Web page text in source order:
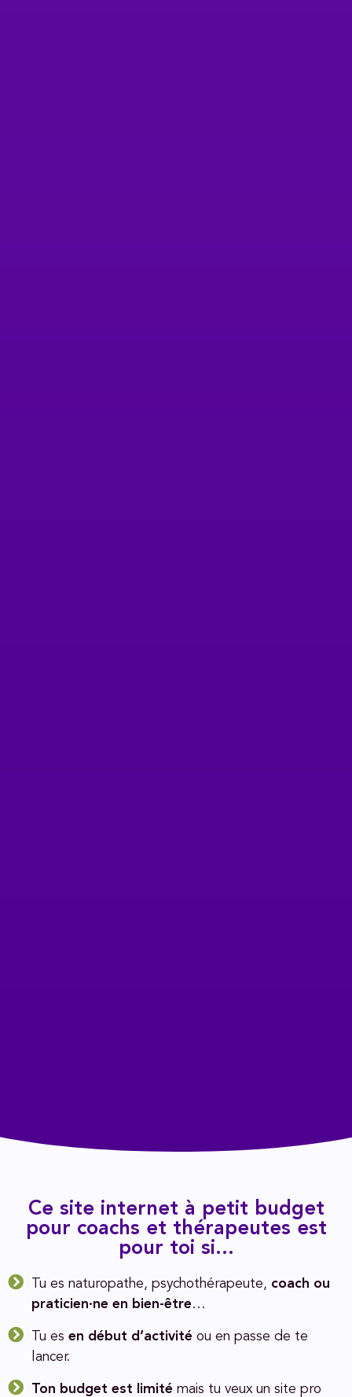
Ce site internet à petit budget
pour coachs et thérapeutes est
pour toi si...
Tu es naturopathe, psychothérapeute, coach ou
praticien·ne en bien-être…
Tu es en début d’activité ou en passe de te
lancer.
Ton budget est limité mais tu veux un site pro